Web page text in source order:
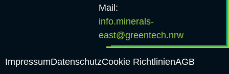
Mail:
info.minerals-
east@greentech.nrw
ImpressumDatenschutzCookie RichtlinienAGB